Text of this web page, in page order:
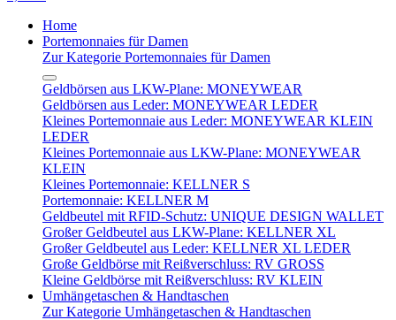
Home
Portemonnaies für Damen
Zur Kategorie Portemonnaies für Damen
Geldbörsen aus LKW-Plane: MONEYWEAR
Geldbörsen aus Leder: MONEYWEAR LEDER
Kleines Portemonnaie aus Leder: MONEYWEAR KLEIN
LEDER
Kleines Portemonnaie aus LKW-Plane: MONEYWEAR
KLEIN
Kleines Portemonnaie: KELLNER S
Portemonnaie: KELLNER M
Geldbeutel mit RFID-Schutz: UNIQUE DESIGN WALLET
Großer Geldbeutel aus LKW-Plane: KELLNER XL
Großer Geldbeutel aus Leder: KELLNER XL LEDER
Große Geldbörse mit Reißverschluss: RV GROSS
Kleine Geldbörse mit Reißverschluss: RV KLEIN
Umhängetaschen & Handtaschen
Zur Kategorie Umhängetaschen & Handtaschen